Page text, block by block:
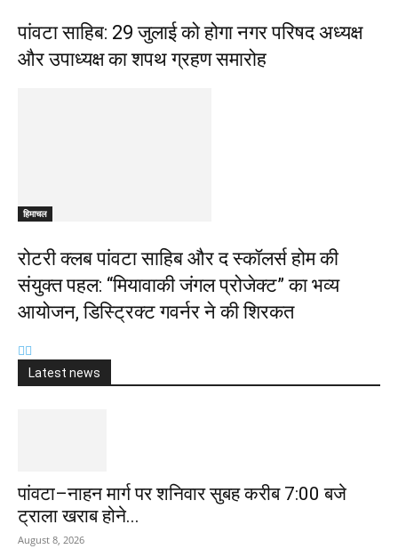
पांवटा साहिब: 29 जुलाई को होगा नगर परिषद अध्यक्ष
और उपाध्यक्ष का शपथ ग्रहण समारोह
हिमाचल
​रोटरी क्लब पांवटा साहिब और द स्कॉलर्स होम की
संयुक्त पहल: “मियावाकी जंगल प्रोजेक्ट” का भव्य
आयोजन, डिस्ट्रिक्ट गवर्नर ने की शिरकत
Latest news
पांवटा–नाहन मार्ग पर शनिवार सुबह करीब 7:00 बजे
ट्राला खराब होने...
August 8, 2026